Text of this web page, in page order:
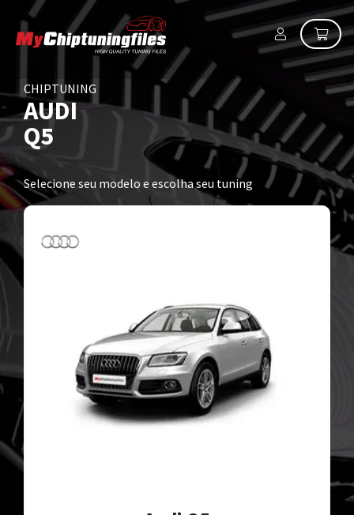
CHIPTUNING
AUDI
Q5
Selecione seu modelo e escolha seu tuning